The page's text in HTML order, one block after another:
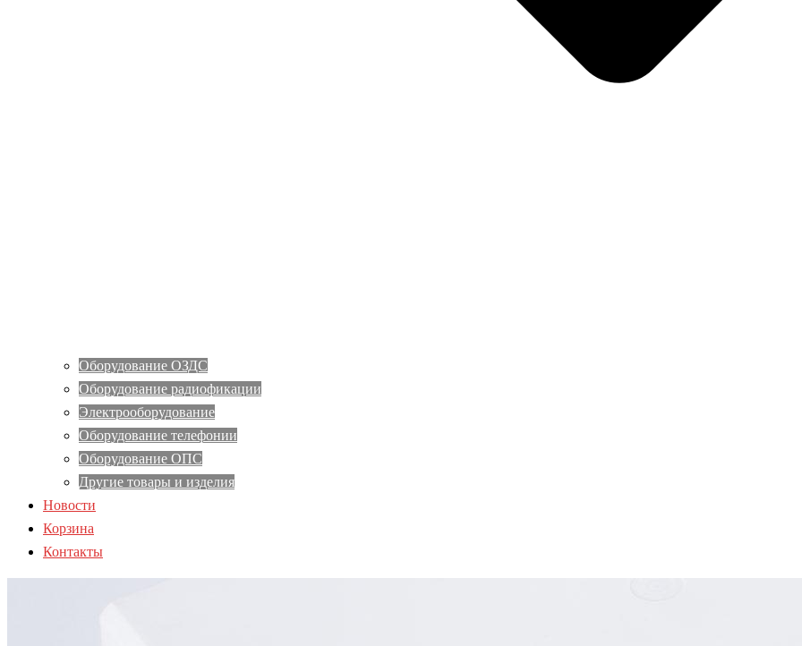
Оборудование ОЗДС
Оборудование радиофикации
Электрооборудование
Оборудование телефонии
Оборудование ОПС
Другие товары и изделия
Новости
Корзина
Контакты